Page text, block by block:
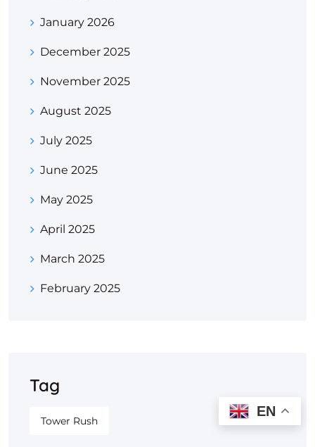
January 2026
December 2025
November 2025
August 2025
July 2025
June 2025
May 2025
April 2025
March 2025
February 2025
Tag
Tower Rush
EN